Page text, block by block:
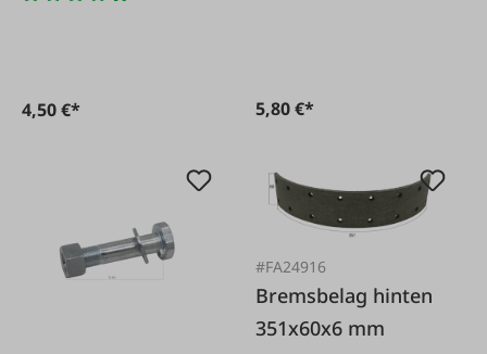
4,50 €* 5,80 €*
#FA24916
Bremsbelag hinten
351x60x6 mm